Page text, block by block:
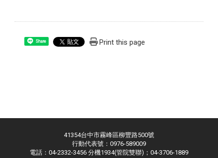
Share Print this page
41354台中市霧峰區柳豐路500號
行動代表號：0976-589009
電話：04-2332-3456 分機1934(管院雙聯)；04-3706-1889